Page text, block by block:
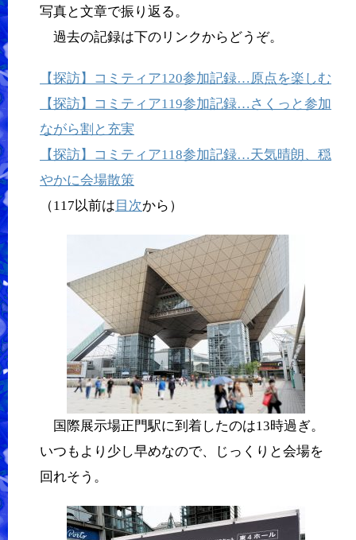
写真と文章で振り返る。
過去の記録は下のリンクからどうぞ。
【探訪】コミティア120参加記録…原点を楽しむ
【探訪】コミティア119参加記録…さくっと参加
ながら割と充実
【探訪】コミティア118参加記録…天気晴朗、穏
やかに会場散策
（117以前は 目次から）
国際展示場正門駅に到着したのは13時過ぎ。
いつもより少し早めなので、じっくりと会場を
回れそう。